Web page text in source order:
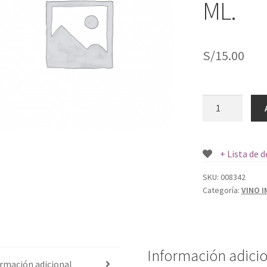
ML.
S/15.00
BLANC
750
ML.
+ Lista de
SKU: 008342
Categoría: VINO
adicional Información